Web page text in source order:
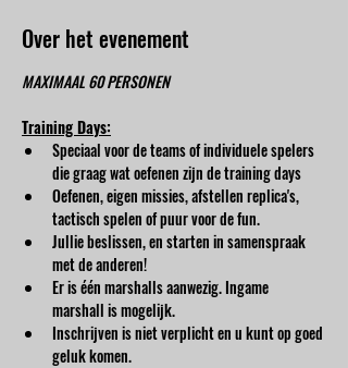
Over het evenement
MAXIMAAL 60 PERSONEN
Training Days:
Speciaal voor de teams of individuele spelers
die graag wat oefenen zijn de training days
Oefenen, eigen missies, afstellen replica's,
tactisch spelen of puur voor de fun.
Jullie beslissen, en starten in samenspraak
met de anderen!
Er is één marshalls aanwezig. Ingame
marshall is mogelijk.
Inschrijven is niet verplicht en u kunt op goed
geluk komen.